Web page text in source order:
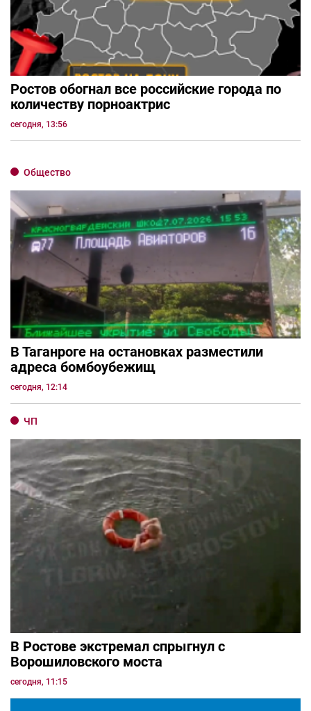
Ростов обогнал все российские города по
количеству порноактрис
сегодня, 13:56
Общество
В Таганроге на остановках разместили
адреса бомбоубежищ
сегодня, 12:14
ЧП
В Ростове экстремал спрыгнул с
Ворошиловского моста
сегодня, 11:15